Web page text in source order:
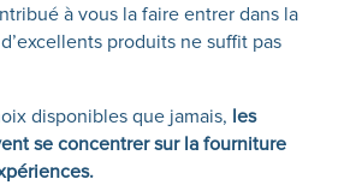
à vous la faire entrer dans la
produits ne suffit pas
disponibles que jamais, les
se concentrer sur la fourniture